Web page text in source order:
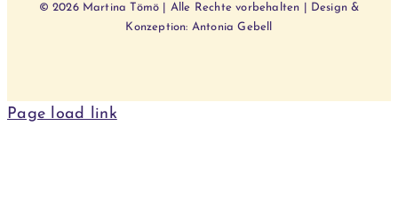
© 2026 Martina Tömö | Alle Rechte vorbehalten | Design &
Konzeption: Antonia Gebell
Page load link